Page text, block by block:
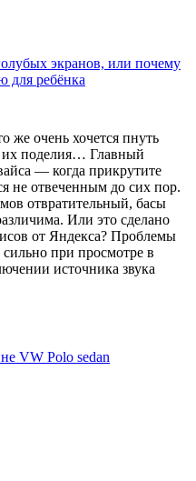
экранов, или почему
для ребёнка
же очень хочется пнуть
их поделия… Главный
— когда прикрутите
не отвеченным до сих пор.
отвратительный, басы
Или это сделано
от Яндекса? Проблемы
при просмотре в
источника звука
VW Polo sedan